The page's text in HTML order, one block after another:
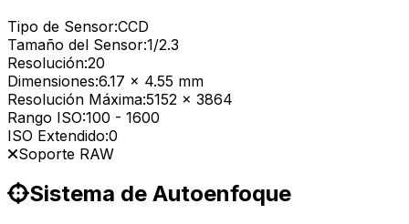
Tipo de Sensor:CCD
Tamaño del Sensor:1/2.3
Resolución:20
Dimensiones:6.17 x 4.55 mm
Resolución Máxima:5152 x 3864
Rango ISO:100 - 1600
ISO Extendido:0
Soporte RAW
Sistema de Autoenfoque